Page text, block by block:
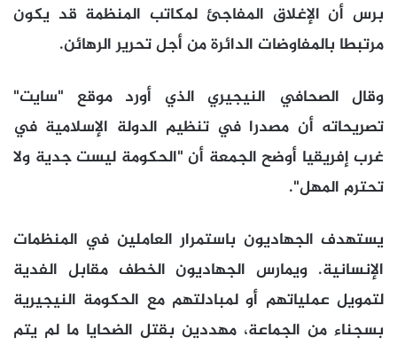
برس أن الإغلاق المفاجئ لمكاتب المنظمة قد يكون
مرتبطا بالمفاوضات الدائرة من أجل تحرير الرهائن.
وقال الصحافي النيجيري الذي أورد موقع "سايت"
تصريحاته أن مصدرا في تنظيم الدولة الإسلامية في
غرب إفريقيا أوضح الجمعة أن "الحكومة ليست جدية ولا
تحترم المهل".
يستهدف الجهاديون باستمرار العاملين في المنظمات
الإنسانية. ويمارس الجهاديون الخطف مقابل الفدية
لتمويل عملياتهم أو لمبادلتهم مع الحكومة النيجيرية
بسجناء من الجماعة، مهددين بقتل الضحايا ما لم يتم